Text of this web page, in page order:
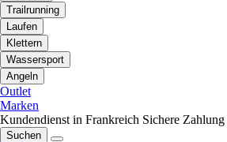
Trailrunning
Laufen
Klettern
Wassersport
Angeln
Outlet
Marken
Kundendienst in Frankreich Sichere Zahlung
Suchen